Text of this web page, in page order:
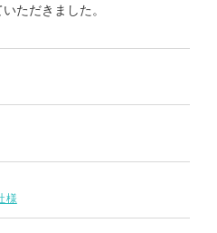
ただきました。
様